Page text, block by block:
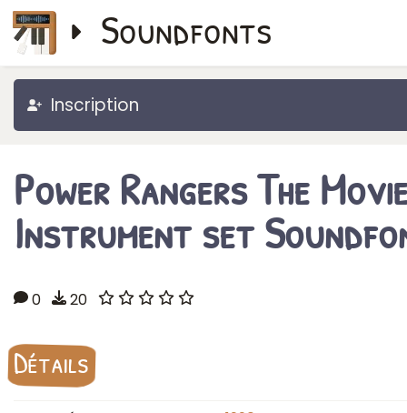
Soundfonts
Inscription
Power Rangers The
Instrument set
0 20
Détails